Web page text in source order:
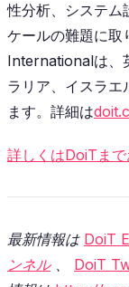
性分析、システム
ケールの難題に取
Internationalは、
ラリア、イスラ
ます。詳細は
詳しくはDoiTま
最新情報は DoiT
ンネル 、 DoiT